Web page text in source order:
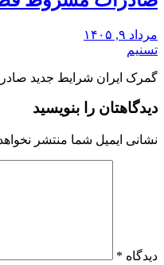
مرداد ۹, ۱۴۰۵
تسنیم
گمرک ایران شرایط جدید
دیدگاهتان را بنویسید
نشانی ایمیل شما منتشر
دیدگاه *